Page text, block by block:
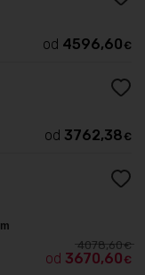
od 4596,60 €
od 3762,38 €
m
4078,60€
od 3670,60 €